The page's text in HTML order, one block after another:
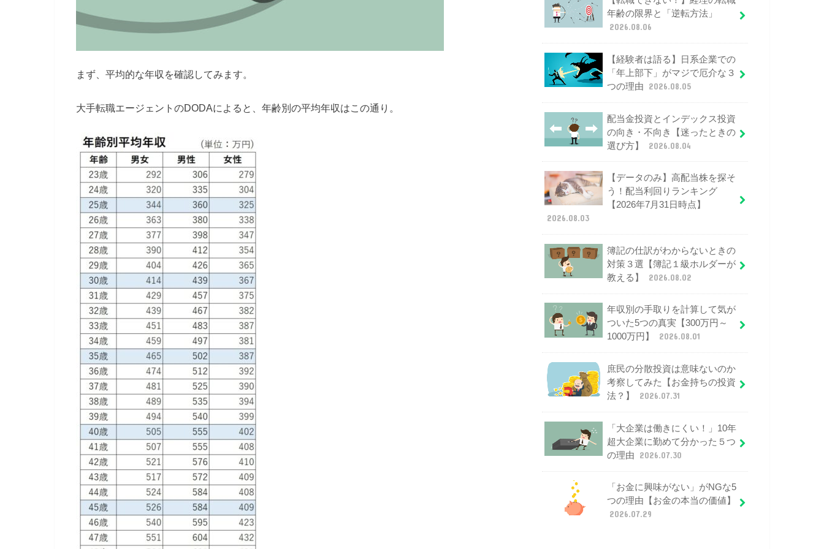
まず、平均的な年収を確認してみます。
大手転職エージェントのDODAによると、年齢別の平均年収はこの通り。
年齢の限界と「逆転方法」
2026.08.06
【経験者は語る】日系企業での
「年上部下」がマジで厄介な３
つの理由
2026.08.05
配当金投資とインデックス投資
の向き・不向き【迷ったときの
選び方】
2026.08.04
【データのみ】高配当株を探そ
う！配当利回りランキング
【2026年7月31日時点】
2026.08.03
簿記の仕訳がわからないときの
対策３選【簿記１級ホルダーが
教える】
2026.08.02
年収別の手取りを計算して気が
ついた5つの真実【300万円～
1000万円】
2026.08.01
庶民の分散投資は意味ないのか
考察してみた【お金持ちの投資
法？】
2026.07.31
「大企業は働きにくい！」10年
超大企業に勤めて分かった５つ
の理由
2026.07.30
「お金に興味がない」がNGな5
つの理由【お金の本当の価値】
2026.07.29